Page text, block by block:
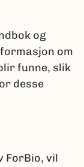
og
om
funne, slik
desse
ForBio, vil